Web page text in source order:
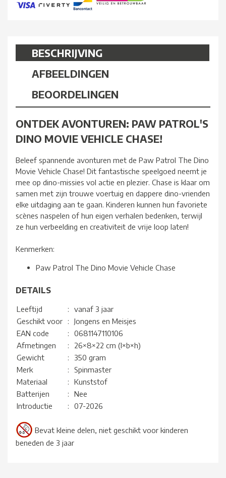
BESCHRIJVING
AFBEELDINGEN
BEOORDELINGEN
ONTDEK AVONTUREN: PAW PATROL'S
DINO MOVIE VEHICLE CHASE!
Beleef spannende avonturen met de Paw Patrol The Dino
Movie Vehicle Chase! Dit fantastische speelgoed neemt je
mee op dino-missies vol actie en plezier. Chase is klaar om
samen met zijn trouwe voertuig en dappere dino-vrienden
elke uitdaging aan te gaan. Kinderen kunnen hun favoriete
scènes naspelen of hun eigen verhalen bedenken, terwijl
ze hun verbeelding en creativiteit de vrije loop laten!
Kenmerken:
Paw Patrol The Dino Movie Vehicle Chase
DETAILS
Leeftijd :
vanaf 3 jaar
Geschikt voor
:
Jongens en Meisjes
EAN code
:
0681147110106
Afmetingen
:
26×8×22 cm (l×b×h)
Gewicht
:
350 gram
Merk
:
Spinmaster
Materiaal
:
Kunststof
Batterijen
:
Nee
Introductie
: 07-2026
Bevat kleine delen, niet geschikt voor kinderen
beneden de 3 jaar